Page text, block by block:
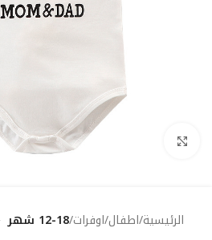
Click to enlarge
الرئيسية اطفال اوفرات 12-18 شهر